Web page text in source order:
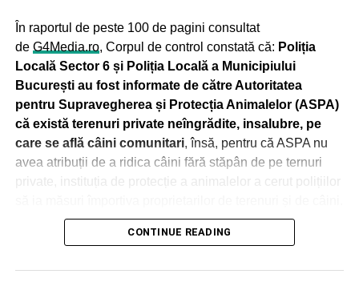
În raportul de peste 100 de pagini consultat
de G4Media.ro, Corpul de control constată că: Poliția
Locală Sector 6 și Poliția Locală a Municipiului
București au fost informate de către Autoritatea
pentru Supravegherea și Protecția Animalelor (ASPA)
că există terenuri private neîngrădite, insalubre, pe
care se află câini comunitari, însă, pentru că ASPA nu
avea atribuții de a ridica câini fără stăpân de pe ternuri
private, instituția de protecție a animalelor a cerut polițiilor
Una dintre aceste adrese a fost formulată de ASPA cu
solicita Poliției Locale Sector 6 verificarea împrejmuirii
CONTINUE READING